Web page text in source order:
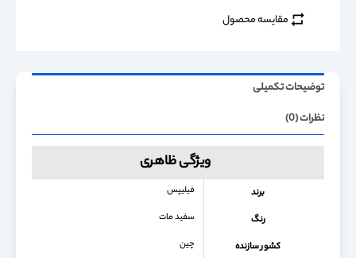
مقایسه محصول
توضیحات تکمیلی
نظرات (0)
ویژگی ظاهری
برند فیلیپس
رنگ سفید مات
کشور سازنده چین